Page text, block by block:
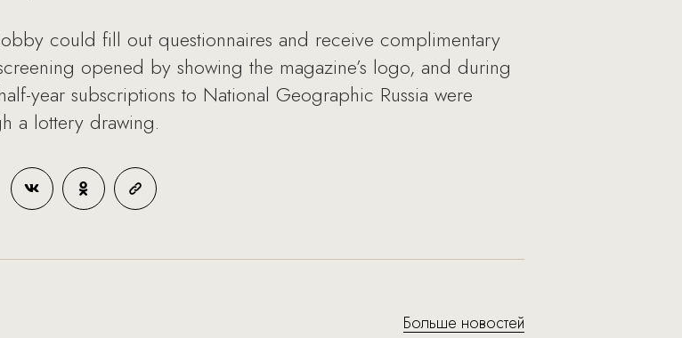
could fill out questionnaires and receive complimentary
opened by showing the magazine’s logo, and during
year subscriptions to National Geographic Russia were
a lottery drawing.
Больше новостей